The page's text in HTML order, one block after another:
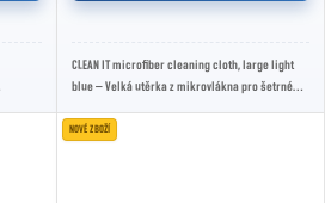
CLEAN IT microfiber cleaning cloth, large light
blue – Velká utěrka z mikrovlákna pro šetrné
NOVÉ ZBOŽÍ